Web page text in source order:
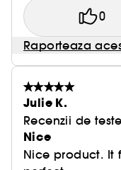
0
Raporteaza
Julie K.
Recenzii de
Nice
Nice product. It